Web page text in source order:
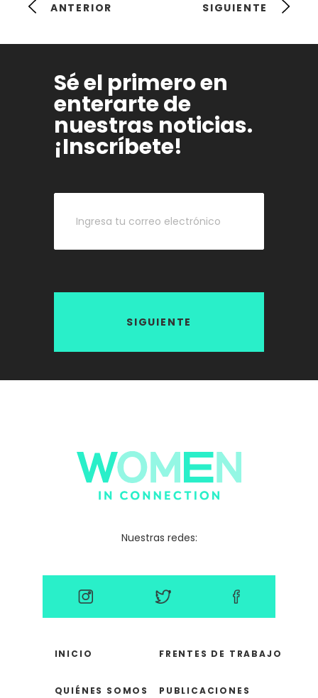
ANTERIOR SIGUIENTE
Sé el primero en
enterarte de
nuestras noticias.
¡Inscríbete!
SIGUIENTE
Nuestras redes:
INICIO
QUIÉNES SOMOS
FRENTES DE TRABAJO
PUBLICACIONES